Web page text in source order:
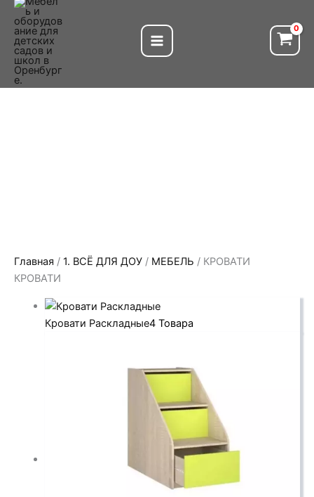
Перейти
содержимому
Главная / 1. ВСЁ ДЛЯ ДОУ / МЕБЕЛЬ / КРОВАТИ
КРОВАТИ
Кровати Раскладные4 Товара